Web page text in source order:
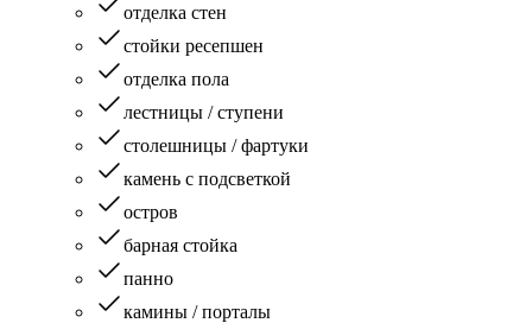
отделка стен
стойки ресепшен
отделка пола
лестницы / ступени
столешницы / фартуки
камень с подсветкой
остров
барная стойка
панно
камины / порталы